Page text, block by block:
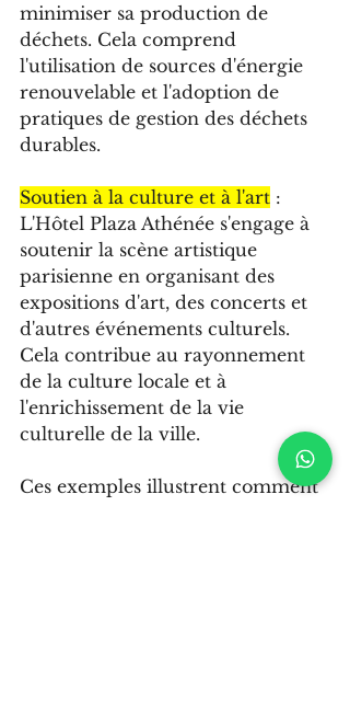
minimiser sa production de
déchets. Cela comprend
l'utilisation de sources d'énergie
renouvelable et l'adoption de
pratiques de gestion des déchets
durables.
Soutien à la culture et à l'art :
L'Hôtel Plaza Athénée s'engage à
soutenir la scène artistique
parisienne en organisant des
expositions d'art, des concerts et
d'autres événements culturels.
Cela contribue au rayonnement
de la culture locale et à
l'enrichissement de la vie
culturelle de la ville.
Ces exemples illustrent comment